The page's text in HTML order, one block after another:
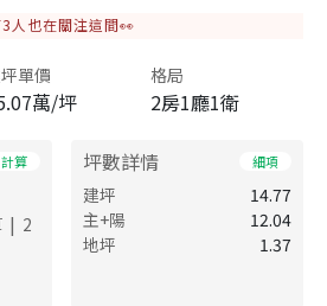
3 人也在關注這間👀
單價
萬/坪
格局
2房1廳1衛
計算
| 2
坪數詳情 細項
建坪
14.77
主+陽
12.04
地坪
1.37